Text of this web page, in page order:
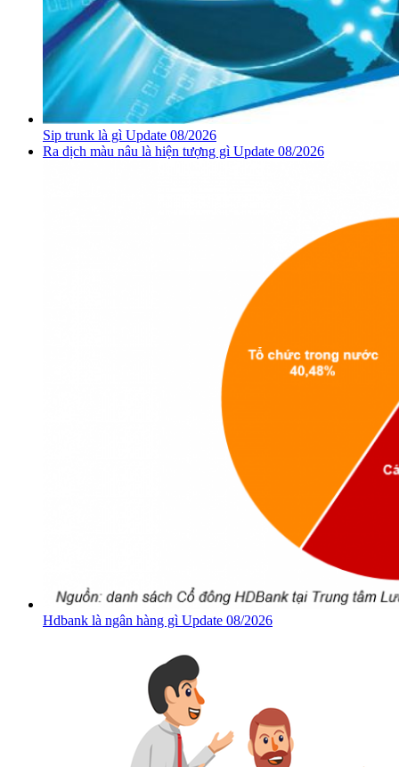
Sip trunk là gì Update 08/2026
Ra dịch màu nâu là hiện tượng gì Update 08/2026
Hdbank là ngân hàng gì Update 08/2026